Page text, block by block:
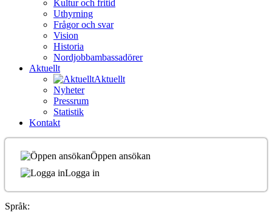
Kultur och fritid
Uthyrning
Frågor och svar
Vision
Historia
Nordjobbambassadörer
Aktuellt
Aktuellt
Nyheter
Pressrum
Statistik
Kontakt
Öppen ansökan
Logga in
Språk: